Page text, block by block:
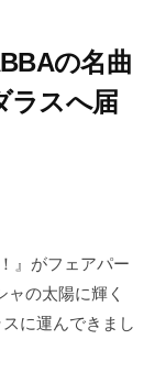
の名曲
ラスへ届
』がフェアパー
の太陽に輝く
に運んできまし